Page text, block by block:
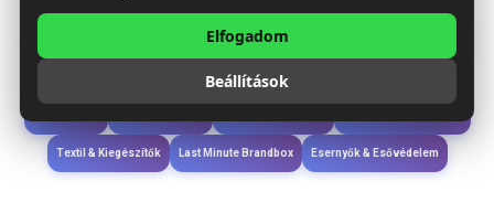
Étkezés & Ivás
Wellness & Ápolás
Textil & Kiegészítők Last Minute Brandbox Esernyők & Esővédelem
Elfogadom
Beállítások